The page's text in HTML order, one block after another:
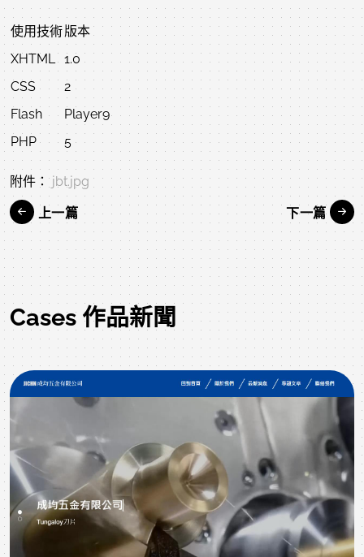
使用技術版本
XHTML
1.0
CSS
2
Flash
Player9
PHP
5
附件： jbt.jpg
上一篇 下一篇
Cases 作品新聞